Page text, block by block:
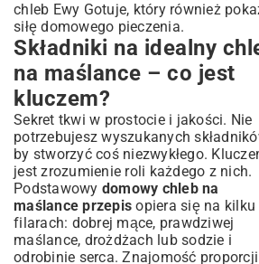
chleb Ewy Gotuje, który również
siłę domowego pieczenia.
Składniki na idealny
na maślance – co jest
kluczem?
Sekret tkwi w prostocie i jakości. Nie
potrzebujesz wyszukanych
by stworzyć coś niezwykłego.
jest zrozumienie roli każdego z nich.
Podstawowy domowy chleb na
maślance przepis opiera się na kilku
filarach: dobrej mące, prawdziwej
maślance, drożdżach lub sodzie i
odrobinie serca. Znajomość proporcji